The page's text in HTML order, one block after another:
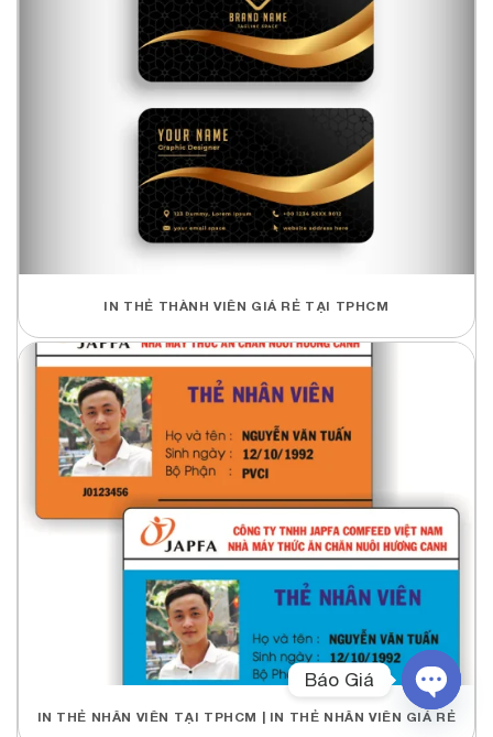
IN THẺ THÀNH VIÊN GIÁ RẺ TẠI TPHCM
IN THẺ NHÂN VIÊN TẠI TPHCM | IN THẺ NHÂN VIÊN GIÁ RẺ
Báo Giá
OPEN